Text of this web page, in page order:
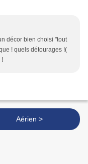
décor bien choisi "tout
! quels détourages !(
!
Aérien >